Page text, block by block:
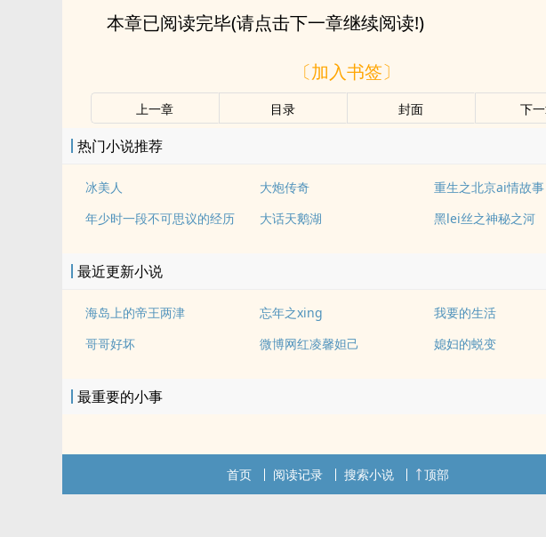
本章已阅读完毕(请点击下一章继续阅读!)
〔加入书签〕
上一章 目录 封面 下
热门小说推荐
冰美人 大炮传奇
重生之北京ai情故事
年少时一段不可思议的经历
大话天鹅湖 黑lei丝之神秘之河
最近更新小说
海岛上的帝王两津 忘年之xing
我要的生活
哥哥好坏
微博网红凌馨妲己 媳妇的蜕变
最重要的小事
首页 阅读记录 搜索小说 顶部